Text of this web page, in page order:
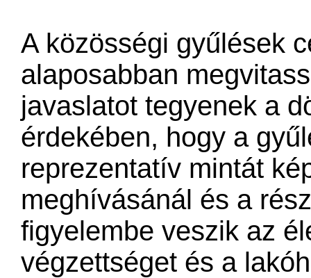
A közösségi gyűlések
alaposabban
javaslatot tegyenek a
érdekében, hogy a
reprezentatív mintát
meghívásánál és a
figyelembe veszik az
végzettséget és a